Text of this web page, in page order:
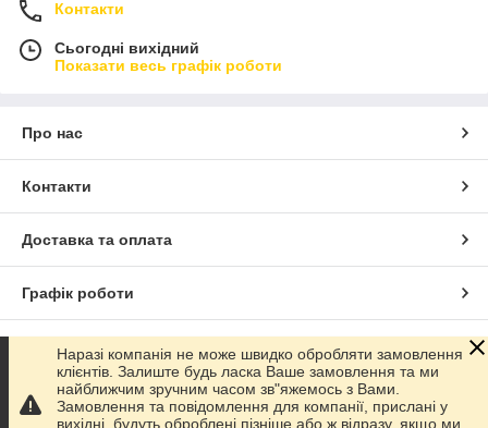
складається з: Ціни замовленого
послуги, точну інформацію можна
дізнатися у відділенні служби
випадками, коли клієнт не
передоплату у нових клієнтів, у
розмірі подвійної вартості
доставки, при повторній покупці у
нашому магазині, це обмеження
буде автоматично знято.
Передоплата- ви можете оплатити
вартість товару через платіжну
систему WayForPay або запитати
реквізити і перевести суму на
банківську картку Приватбанку або
Контакти
Сьогодні вихідний
Показати весь графік роботи
Про нас
Контакти
Доставка та оплата
Графік роботи
Повна версія сайту
Сайт створено на маркетплейсіProm.ua
Наразі компанія не може швидко обробляти замовлення
клієнтів. Залиште будь ласка Ваше замовлення та ми
найближчим зручним часом зв"яжемось з Вами.
Замовлення та повідомлення для компанії, прислані у
вихідні, будуть оброблені пізніше або ж відразу, якщо ми